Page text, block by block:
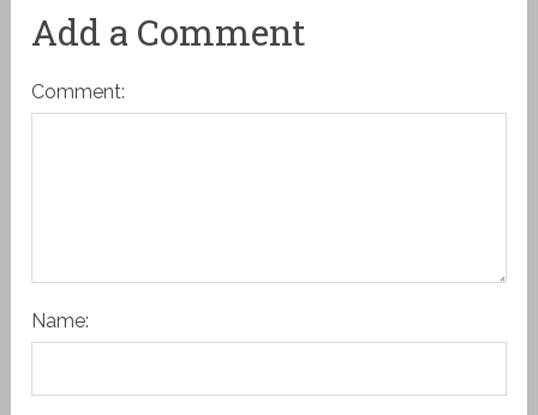
Add a Comment
Comment:
Name: